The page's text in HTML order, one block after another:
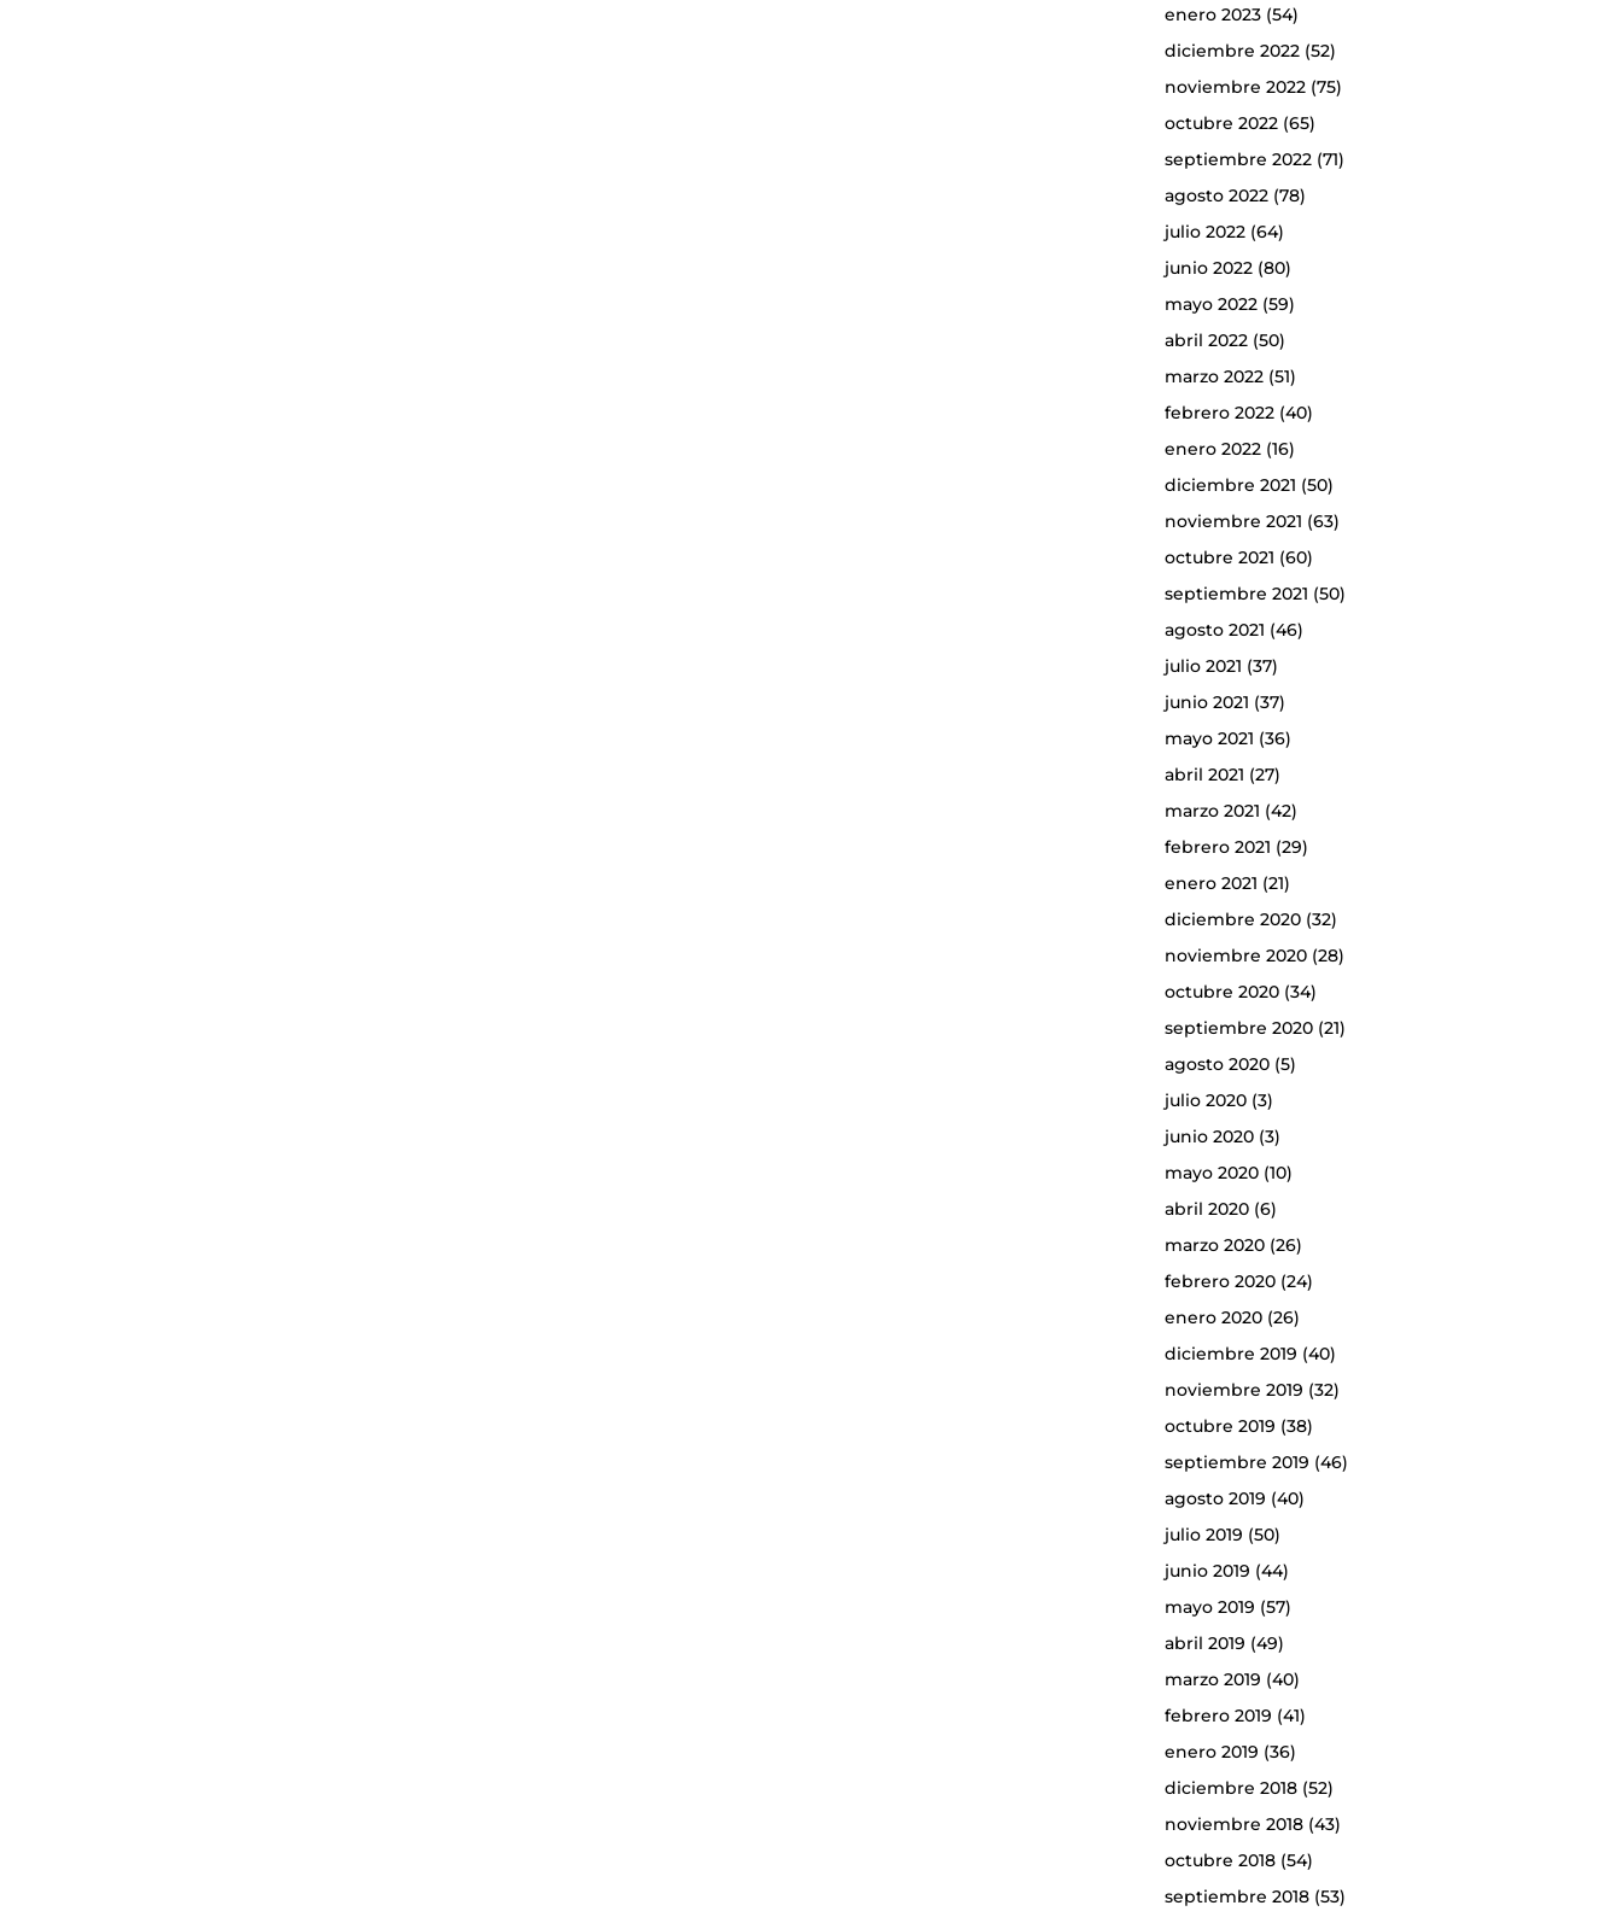
enero 2023(54)
diciembre 2022(52)
noviembre 2022(75)
octubre 2022(65)
septiembre 2022(71)
agosto 2022(78)
julio 2022(64)
junio 2022(80)
mayo 2022(59)
abril 2022(50)
marzo 2022(51)
febrero 2022(40)
enero 2022(16)
diciembre 2021 (50)
noviembre 2021 (63)
octubre 2021 (60)
septiembre 2021 (50)
agosto 2021 (46)
julio 2021 (37)
junio 2021 (37)
mayo 2021 (36)
abril 2021 (27)
marzo 2021 (42)
febrero 2021 (29)
enero 2021 (21)
diciembre 2020(32)
noviembre 2020(28)
octubre 2020(34)
septiembre 2020(21)
agosto 2020(5)
julio 2020(3)
junio 2020(3)
mayo 2020(10)
abril 2020(6)
marzo 2020(26)
febrero 2020(24)
enero 2020(26)
diciembre 2019 (40)
noviembre 2019 (32)
octubre 2019 (38)
septiembre 2019 (46)
agosto 2019 (40)
julio 2019 (50)
junio 2019 (44)
mayo 2019 (57)
abril 2019 (49)
marzo 2019 (40)
febrero 2019 (41)
enero 2019 (36)
diciembre 2018(52)
noviembre 2018(43)
octubre 2018(54)
septiembre 2018(53)